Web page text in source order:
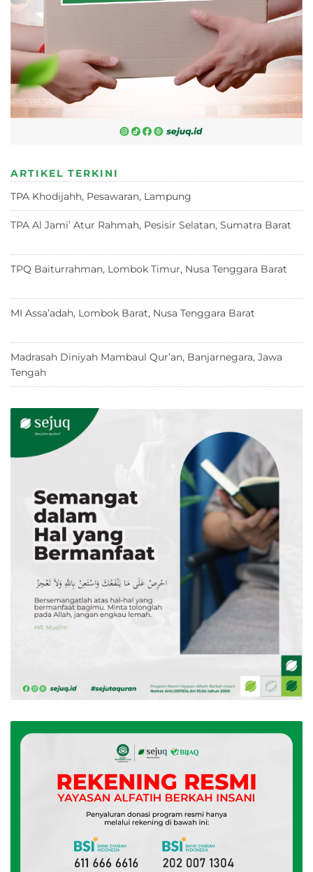
ARTIKEL TERKINI
TPA Khodijahh, Pesawaran, Lampung
TPA Al Jami’ Atur Rahmah, Pesisir Selatan, Sumatra Barat
TPQ Baiturrahman, Lombok Timur, Nusa Tenggara Barat
MI Assa’adah, Lombok Barat, Nusa Tenggara Barat
Madrasah Diniyah Mambaul Qur’an, Banjarnegara, Jawa
Tengah